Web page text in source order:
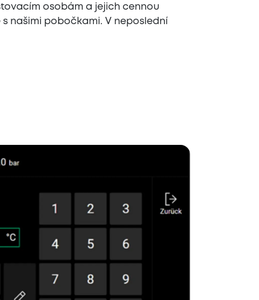
osobám a jejich cennou
našimi pobočkami. V neposlední